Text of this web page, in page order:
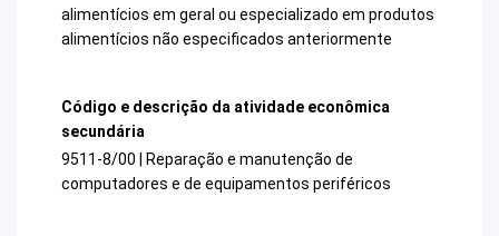
alimentícios em geral ou especializado em produtos
alimentícios não especificados anteriormente
Código e descrição da atividade econômica
secundária
9511-8/00 | Reparação e manutenção de
computadores e de equipamentos periféricos